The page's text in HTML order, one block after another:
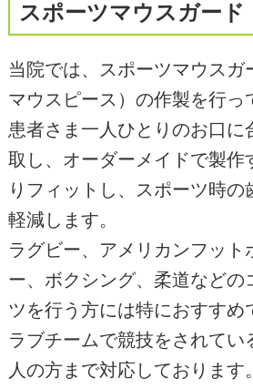
スポーツマウスガード
当院では、スポーツマウスガ
マウスピース）の作製を行っ
患者さま一人ひとりのお口に
取し、オーダーメイドで製作
りフィットし、スポーツ時の
軽減します。
ラグビー、アメリカンフット
ー、ボクシング、柔道などの
ツを行う方には特におすすめ
ラブチームで競技をされてい
人の方まで対応しております。